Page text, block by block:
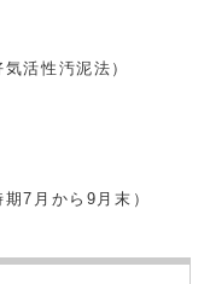
活性汚泥法）
7月から9月末）